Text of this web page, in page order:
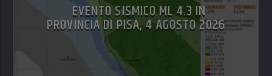
EVENTO SISMICO ML 4.3 IN
PROVINCIA DI PISA, 4 AGOSTO 2026